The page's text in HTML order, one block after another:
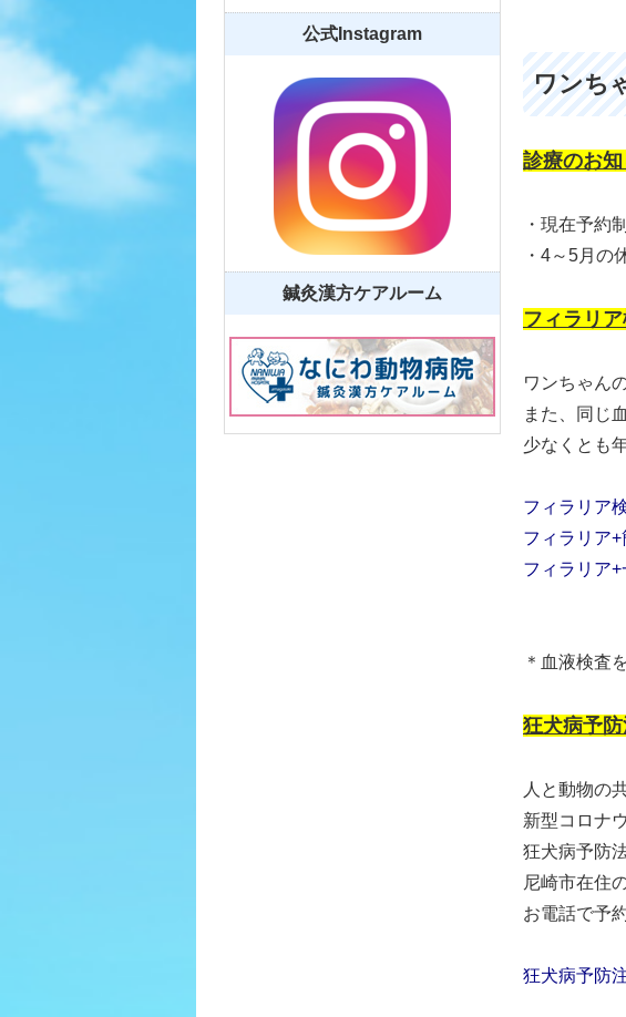
ワンち
診療のお
・現在予約
・4～5月の
フィラリ
ワンちゃん
また、同じ
少なくとも
フィラリ
フィラリア
フィラリア+
＊血液検査
狂犬病予
人と動物の
新型コロナ
狂犬病予防
尼崎市在住
お電話で予
狂犬病予防
公式Instagram
鍼灸漢方ケアルーム